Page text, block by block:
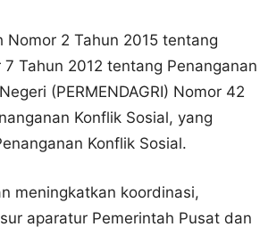
2 Tahun 2015 tentang
Tahun 2012 tentang Penanganan
(PERMENDAGRI) Nomor 42
Konflik Sosial, yang
Konflik Sosial.
meningkatkan koordinasi,
aparatur Pemerintah Pusat dan